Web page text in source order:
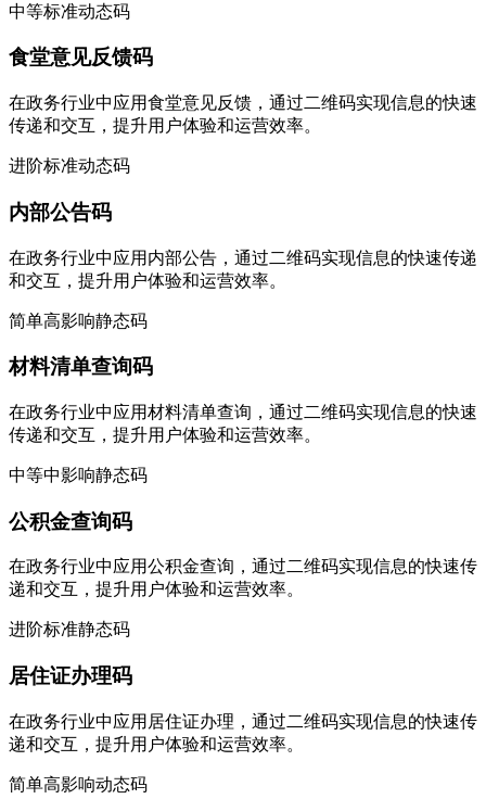
中等标准动态码
食堂意见反馈码
在政务行业中应用食堂意见反馈，通过二维码实现信息的快速
传递和交互，提升用户体验和运营效率。
进阶标准动态码
内部公告码
在政务行业中应用内部公告，通过二维码实现信息的快速传递
和交互，提升用户体验和运营效率。
简单高影响静态码
材料清单查询码
在政务行业中应用材料清单查询，通过二维码实现信息的快速
传递和交互，提升用户体验和运营效率。
中等中影响静态码
公积金查询码
在政务行业中应用公积金查询，通过二维码实现信息的快速传
递和交互，提升用户体验和运营效率。
进阶标准静态码
居住证办理码
在政务行业中应用居住证办理，通过二维码实现信息的快速传
递和交互，提升用户体验和运营效率。
简单高影响动态码